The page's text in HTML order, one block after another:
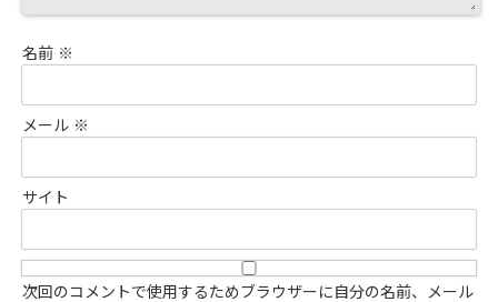
名前 ※
メール ※
サイト
次回のコメントで使用するためブラウザーに自分の名前、メール